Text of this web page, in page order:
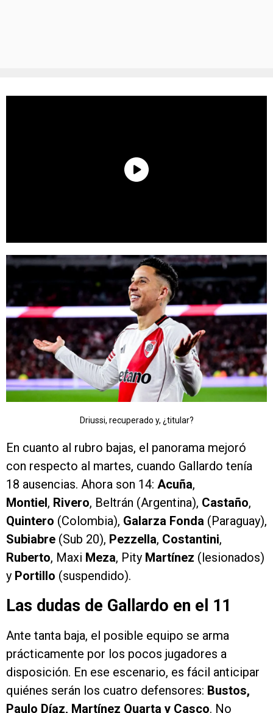
Driussi, recuperado y, ¿titular?
En cuanto al rubro bajas, el panorama mejoró
con respecto al martes, cuando Gallardo tenía
18 ausencias. Ahora son 14: Acuña,
Montiel, Rivero, Beltrán (Argentina), Castaño,
Quintero (Colombia), Galarza Fonda (Paraguay),
Subiabre (Sub 20), Pezzella, Costantini,
Ruberto, Maxi Meza, Pity Martínez (lesionados)
y Portillo (suspendido).
Las dudas de Gallardo en el 11
Ante tanta baja, el posible equipo se arma
prácticamente por los pocos jugadores a
disposición. En ese escenario, es fácil anticipar
quiénes serán los cuatro defensores: Bustos,
Paulo Díaz, Martínez Quarta y Casco. No